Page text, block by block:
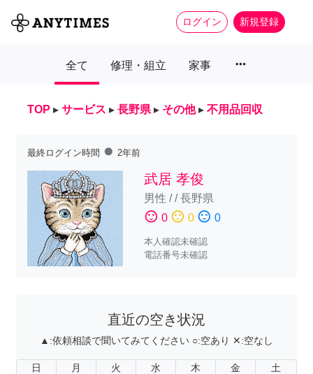
ログイン 新規登録
全て 修理・組立 家事 more_horiz
TOP ▸ サービス ▸ 長野県 ▸ その他 ▸ 不用品回収
最終ログイン時間 fiber_manual_record 2年前
武居 孝俊
男性 //長野県
sentiment_satisfied 0 sentiment_neutral 0 sentiment_dissatisfied 0
本人確認未確認
電話番号未確認
直近の空き状況
▲:依頼相談で聞いてみてください ○:空あり ✕:空なし
日 月 火 水 木 金 土